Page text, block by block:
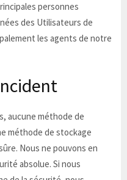
personnes
des Utilisateurs de
les agents de notre
aucune méthode de
méthode de stockage
Nous ne pouvons en
absolue. Si nous